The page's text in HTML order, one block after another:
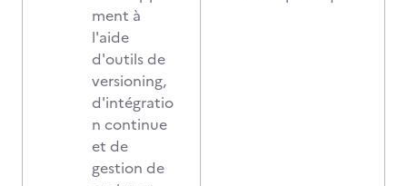
ment à
l'aide
d'outils de
versioning,
d'intégratio
n continue
et de
gestion de